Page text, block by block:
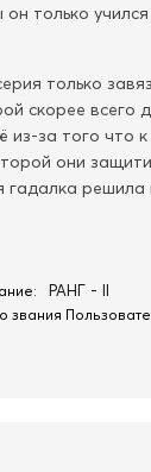
только
только
скорее всего
из-за того что
они
гадалка решила
РАНГ - II